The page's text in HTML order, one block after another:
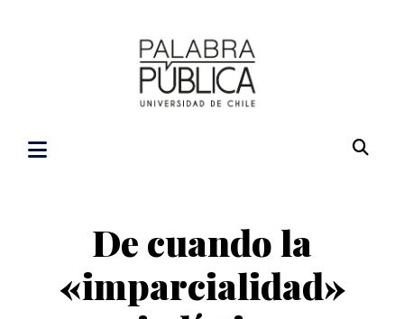
De cuando la
«imparcialidad»